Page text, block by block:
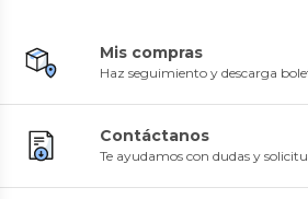
Mis compras
Haz seguimiento y descarga
Contáctanos
Te ayudamos con dudas y